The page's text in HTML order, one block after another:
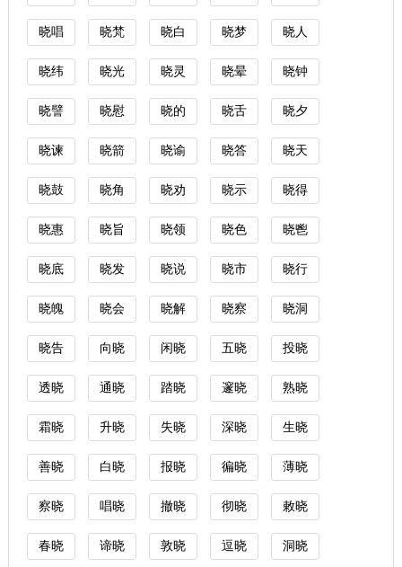
晓唱 晓梵 晓白 晓梦 晓人
晓纬 晓光 晓灵 晓晕 晓钟
晓譬 晓慰 晓的 晓舌 晓夕
晓谏 晓箭 晓谕 晓答 晓天
晓鼓 晓角 晓劝 晓示 晓得
晓惠 晓旨 晓领 晓色 晓鬯
晓底 晓发 晓说 晓市 晓行
晓魄 晓会 晓解 晓察 晓洞
晓告 向晓 闲晓 五晓 投晓
透晓 通晓 踏晓 邃晓 熟晓
霜晓 升晓 失晓 深晓 生晓
善晓 白晓 报晓 徧晓 薄晓
察晓 唱晓 撤晓 彻晓 敕晓
春晓 谛晓 敦晓 逗晓 洞晓